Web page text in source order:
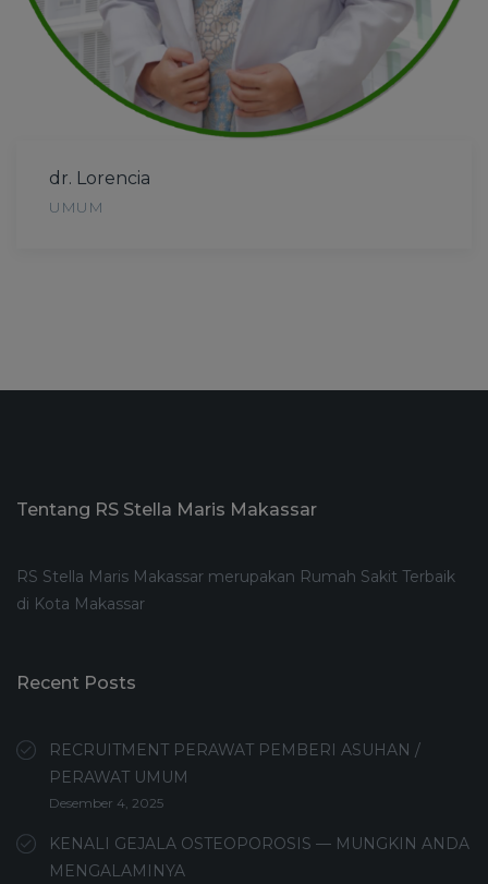
dr. Lorencia
UMUM
Tentang RS Stella Maris Makassar
RS Stella Maris Makassar merupakan Rumah Sakit Terbaik
di Kota Makassar
Recent Posts
RECRUITMENT PERAWAT PEMBERI ASUHAN /
PERAWAT UMUM
Desember 4, 2025
KENALI GEJALA OSTEOPOROSIS — MUNGKIN ANDA
MENGALAMINYA